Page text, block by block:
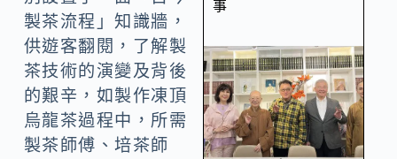
製茶流程」知識牆，
供遊客翻閱，了解製
茶技術的演變及背後
的艱辛，如製作凍頂
烏龍茶過程中，所需
製茶師傅、培茶師
事